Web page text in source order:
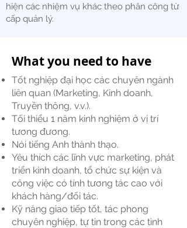
hiện các nhiệm vụ khác theo phân công từ
cấp quản lý.
What you need to have
Tốt nghiệp đại học các chuyên ngành
liên quan (Marketing, Kinh doanh,
Truyền thông, v.v.).
Tối thiểu 1 năm kinh nghiệm ở vị trí
tương đương.
Nói tiếng Anh thành thạo.
Yêu thích các lĩnh vực marketing, phát
triển kinh doanh, tổ chức sự kiện và
công việc có tính tương tác cao với
khách hàng/đối tác.
Kỹ năng giao tiếp tốt, tác phong
chuyên nghiệp, tự tin trong các tình